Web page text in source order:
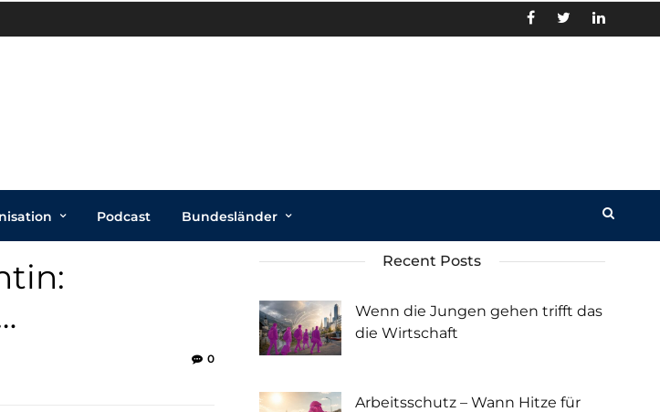
Podcast Bundesländer
0
Recent Posts
Wenn die Jungen gehen trifft das
die Wirtschaft
Arbeitsschutz – Wann Hitze für